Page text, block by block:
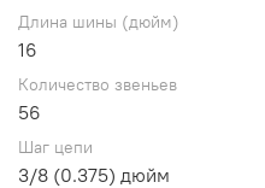
Длина шины (дюйм)
16
Количество звеньев
56
Шаг цепи
3/8 (0.375) дюйм